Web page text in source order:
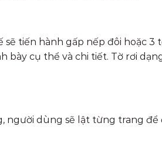
tiến hành gấp nếp đôi hoặc 3
bày cụ thể và chi tiết. Tờ rơi
người dùng sẽ lật từng trang để